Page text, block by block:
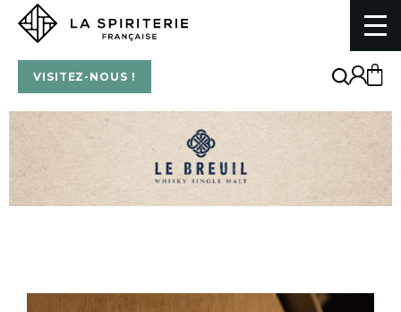
VISITEZ-NOUS !
La Spiriterie Française